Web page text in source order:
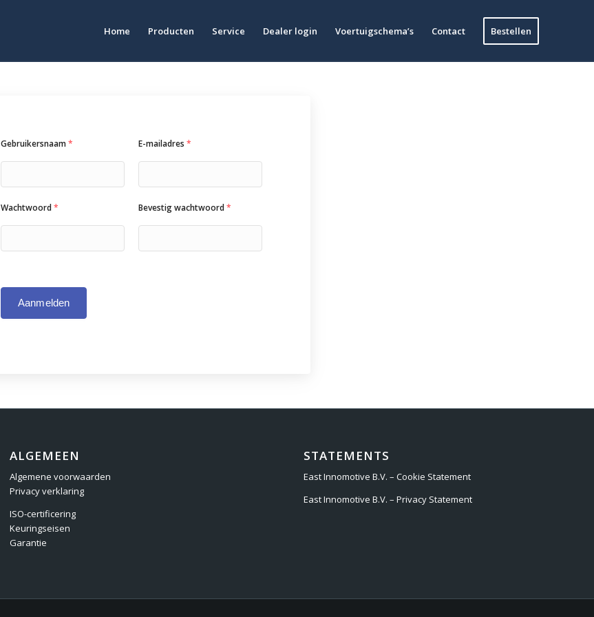
Home Producten Service Dealer login Voertuigschema’s Contact Bestellen
Gebruikersnaam*
Wachtwoord*
E-mailadres *
Bevestig wachtwoord*
Aanmelden
ALGEMEEN
Algemene voorwaarden
Privacy verklaring
ISO-certificering
Keuringseisen
Garantie
STATEMENTS
East Innomotive B.V. – Cookie Statement
East Innomotive B.V. – Privacy Statement